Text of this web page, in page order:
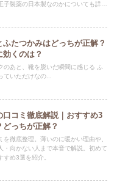
子製薬の日本製なのかについても詳し
たつかみはどっちが正解？
くのは？
のあと、靴を脱いだ瞬間に感じる ふ
ていただけなの...
口コミ徹底解説｜おすすめ3
っちが正解？
徹底整理。薄いのに暖かい理由や、
・向かない人まで本音で解説。初めて
め3選を紹介。